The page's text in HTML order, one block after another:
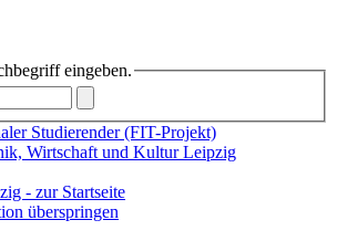
eingeben.
Studierender (FIT-Projekt)
Wirtschaft und Kultur Leipzig
überspringen